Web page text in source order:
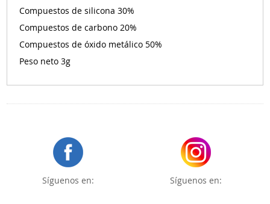
Compuestos de silicona 30%
Compuestos de carbono 20%
Compuestos de óxido metálico 50%
Peso neto3g
Síguenos en: Síguenos en: